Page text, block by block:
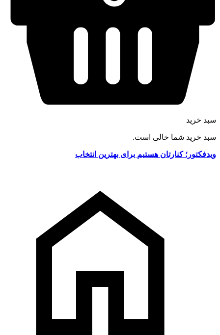
سبد خرید
سبد خرید شما خالی است.
ویدفکتور؛ کنارتان هستیم برای بهترین انتخاب